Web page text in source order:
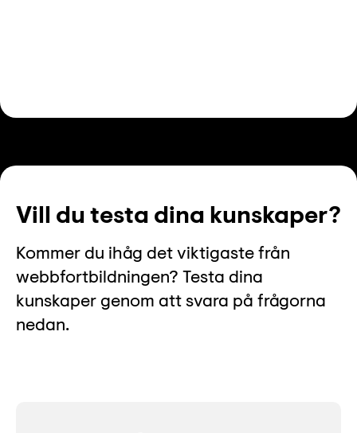
Vill du testa dina kunskaper?
Kommer du ihåg det viktigaste från
webbfortbildningen? Testa dina
kunskaper genom att svara på frågorna
nedan.